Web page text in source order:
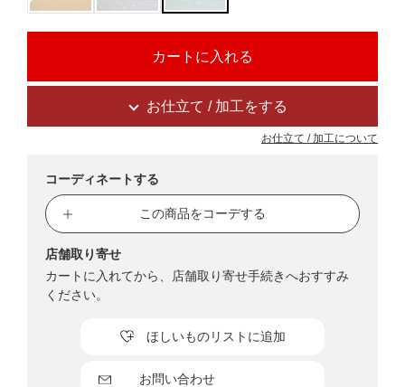
お仕立て / 加工をする
お仕立て / 加工について
コーディネートする
この商品をコーデする
お問い合わせ
ほしいものリストに追加
店舗取り寄せ
カートに入れてから、店舗取り寄せ手続きへおすすみ
ください。